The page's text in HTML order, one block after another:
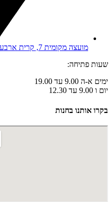
מועצה מקומית 7, קרית ארבע
שעות פתיחה:
ימים א-ה 9.00 עד 19.00
יום ו 9.00 עד 12.30
בקרו אותנו בחנות